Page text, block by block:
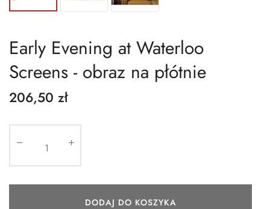
Early Evening at Waterloo
Screens - obraz na płótnie
206,50 zł
DODAJ DO KOSZYKA